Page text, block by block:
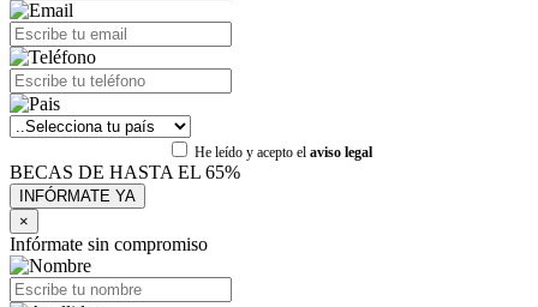
He leído y acepto el aviso legal
BECAS DE HASTA EL 65%
×
Infórmate sin compromiso